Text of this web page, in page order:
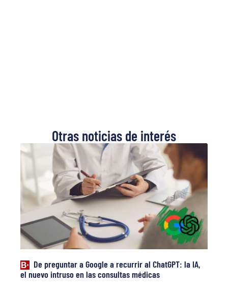
Otras noticias de interés
De preguntar a Google a recurrir al ChatGPT: la IA,
el nuevo intruso en las consultas médicas